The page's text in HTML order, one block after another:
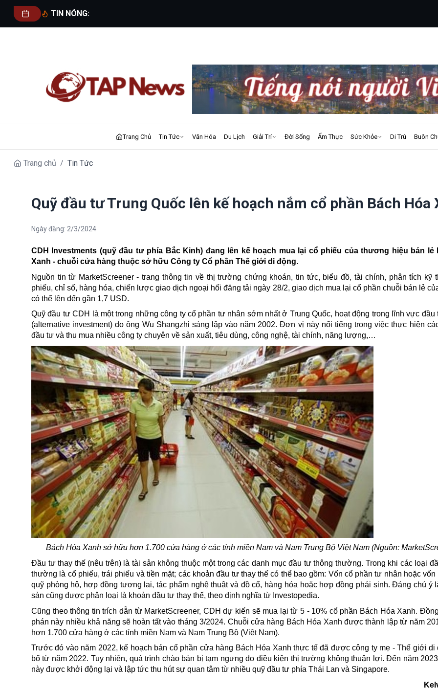
TIN NÓNG:
Trang Chủ Tin Tức Văn Hóa Du Lịch Giải Trí Đời Sống Ẩm Thực Sức Khỏe Di Trú Buôn
Trang chủ / Tin Tức
Quỹ đầu tư Trung Quốc lên kế hoạch nắm cổ phần Bách Hóa
Ngày đăng: 2/3/2024
CDH Investments (quỹ đầu tư phía Bắc Kinh) đang lên kế hoạch mua lại cổ phiếu của thương hiệu bán lẻ
Xanh - chuỗi cửa hàng thuộc sở hữu Công ty Cổ phần Thế giới di động.
Nguồn tin từ MarketScreener - trang thông tin về thị trường chứng khoán, tin tức, biểu đồ, tài chính, phân tích kỹ
phiếu, chỉ số, hàng hóa, chiến lược giao dịch ngoại hối đăng tải ngày 28/2, giao dịch mua lại cổ phần chuỗi bán lẻ
có thể lên đến gần 1,7 USD.
Quỹ đầu tư CDH là một trong những công ty cổ phần tư nhân sớm nhất ở Trung Quốc, hoạt động trong lĩnh vực đầu
(alternative investment) do ông Wu Shangzhi sáng lập vào năm 2002. Đơn vị này nổi tiếng trong việc thực hiện
đầu tư và thu mua nhiều công ty chuyên về sản xuất, tiêu dùng, công nghệ, tài chính, năng lượng,…
Bách Hóa Xanh sở hữu hơn 1.700 cửa hàng ở các tỉnh miền Nam và Nam Trung Bộ Việt Nam (Nguồn:
Đầu tư thay thế (nêu trên) là tài sản không thuộc một trong các danh mục đầu tư thông thường. Trong khi các loại
thường là cổ phiếu, trái phiếu và tiền mặt; các khoản đầu tư thay thế có thể bao gồm: Vốn cổ phần tư nhân hoặc vốn
quỹ phòng hộ, hợp đồng tương lai, tác phẩm nghệ thuật và đồ cổ, hàng hóa hoặc hợp đồng phái sinh. Đáng chú ý
sản cũng được phân loại là khoản đầu tư thay thế, theo định nghĩa từ Investopedia.
Cũng theo thông tin trích dẫn từ MarketScreener, CDH dự kiến sẽ mua lại từ 5 - 10% cổ phần Bách Hóa Xanh.
phán này nhiều khả năng sẽ hoàn tất vào tháng 3/2024. Chuỗi cửa hàng Bách Hóa Xanh được thành lập từ năm
hơn 1.700 cửa hàng ở các tỉnh miền Nam và Nam Trung Bộ (Việt Nam).
Trước đó vào năm 2022, kế hoạch bán cổ phần cửa hàng Bách Hóa Xanh thực tế đã được công ty mẹ - Thế giới di
bố từ năm 2022. Tuy nhiên, quá trình chào bán bị tạm ngưng do điều kiện thị trường không thuận lợi. Đến năm
này được khởi động lại và lập tức thu hút sự quan tâm từ nhiều quỹ đầu tư phía Thái Lan và Singapore.